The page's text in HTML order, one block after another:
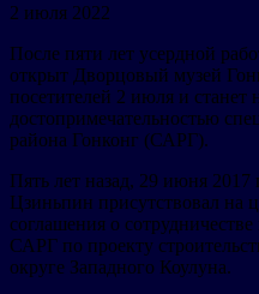
2 июля 2022
После пяти лет усердной
открыт Дворцовый музей
посетителей 2 июля и станет
достопримечательностью
района Гонконг (САРГ).
Пять лет назад, 29 июня
Цзиньпин присутствовал на
соглашения о
САРГ по проекту
округе Западного Коулуна.